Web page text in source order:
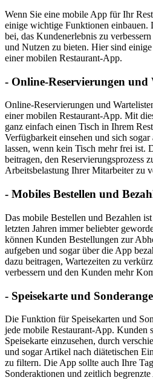
Wenn Sie eine mobile App für Ihr
einige wichtige Funktionen einbauen.
bei, das Kundenerlebnis zu
und Nutzen zu bieten. Hier sind
einer mobilen Restaurant-App.
- Online-Reservierungen und
Online-Reservierungen und
einer mobilen Restaurant-App. Mit
ganz einfach einen Tisch in Ihrem
Verfügbarkeit einsehen und sich sogar
lassen, wenn kein Tisch mehr frei ist.
beitragen, den Reservierungsprozess
Arbeitsbelastung Ihrer Mitarbeiter zu
- Mobiles Bestellen und
Das mobile Bestellen und Bezahlen
letzten Jahren immer beliebter
können Kunden Bestellungen zur
aufgeben und sogar über die App
dazu beitragen, Wartezeiten zu
verbessern und den Kunden mehr
- Speisekarte und
Die Funktion für Speisekarten und
jede mobile Restaurant-App. Kunden
Speisekarte einzusehen, durch
und sogar Artikel nach diätetischen
zu filtern. Die App sollte auch Ihre
Sonderaktionen und zeitlich